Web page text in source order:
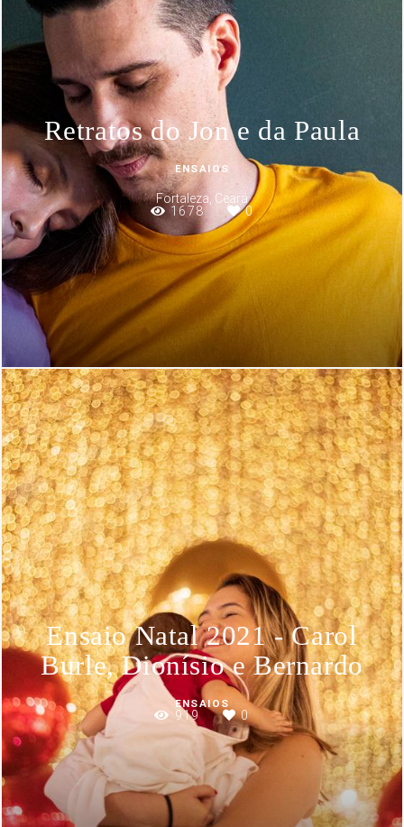
Retratos do Jon e da Paula
ENSAIOS
Fortaleza, Ceará
1678
0
Ensaio Natal 2021 - Carol
Burle, Dionísio e Bernardo
ENSAIOS
919 0